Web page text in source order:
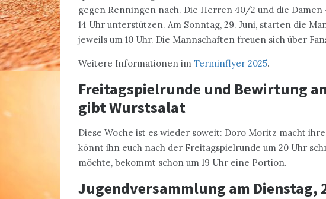
gegen Renningen nach. Die Herren 40/2 und die Damen
14 Uhr unterstützen. Am Sonntag, 29. Juni, starten die
jeweils um 10 Uhr. Die Mannschaften freuen sich über
Weitere Informationen im Terminflyer 2025.
Freitagspielrunde und Bewirtung
gibt Wurstsalat
Diese Woche ist es wieder soweit: Doro Moritz macht
könnt ihn euch nach der Freitagspielrunde um 20 Uhr
möchte, bekommt schon um 19 Uhr eine Portion.
Jugendversammlung am Dienstag,